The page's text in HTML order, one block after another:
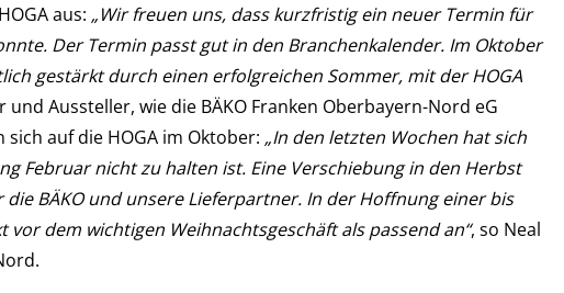
aus: „Wir freuen uns, dass kurzfristig ein neuer Termin für
Der Termin passt gut in den Branchenkalender. Im Oktober
gestärkt durch einen erfolgreichen Sommer, mit der HOGA
Aussteller, wie die BÄKO Franken Oberbayern-Nord eG
auf die HOGA im Oktober: „In den letzten Wochen hat sich
Februar nicht zu halten ist. Eine Verschiebung in den Herbst
BÄKO und unsere Lieferpartner. In der Hoffnung einer bis
dem wichtigen Weihnachtsgeschäft als passend an“, so Neal